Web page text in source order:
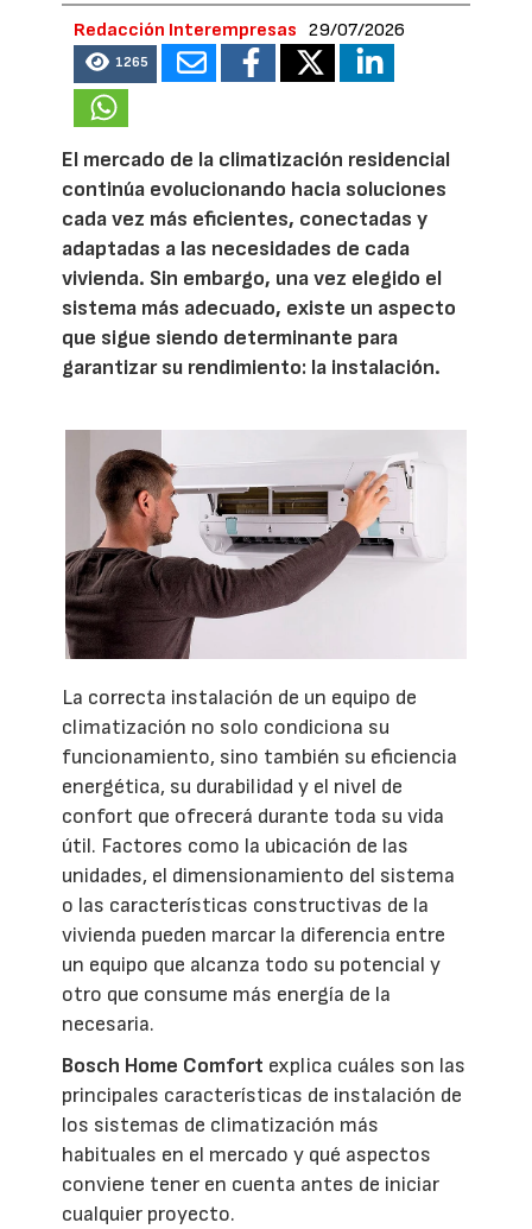
Redacción Interempresas 29/07/2026
1265
El mercado de la climatización residencial
continúa evolucionando hacia soluciones
cada vez más eficientes, conectadas y
adaptadas a las necesidades de cada
vivienda. Sin embargo, una vez elegido el
sistema más adecuado, existe un aspecto
que sigue siendo determinante para
garantizar su rendimiento: la instalación.
La correcta instalación de un equipo de
climatización no solo condiciona su
funcionamiento, sino también su eficiencia
energética, su durabilidad y el nivel de
confort que ofrecerá durante toda su vida
útil. Factores como la ubicación de las
unidades, el dimensionamiento del sistema
o las características constructivas de la
vivienda pueden marcar la diferencia entre
un equipo que alcanza todo su potencial y
otro que consume más energía de la
necesaria.
Bosch Home Comfort explica cuáles son las
principales características de instalación de
los sistemas de climatización más
habituales en el mercado y qué aspectos
conviene tener en cuenta antes de iniciar
cualquier proyecto.